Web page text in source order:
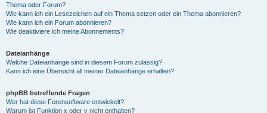
Thema oder Forum?
Wie kann ich ein Lesezeichen auf ein Thema setzen oder ein Thema abonnieren?
Wie kann ich ein Forum abonnieren?
Wie deaktiviere ich meine Abonnements?
Dateianhänge
Welche Dateianhänge sind in diesem Forum zulässig?
Kann ich eine Übersicht all meiner Dateianhänge erhalten?
phpBB betreffende Fragen
Wer hat diese Forensoftware entwickelt?
Warum ist Funktion x oder y nicht enthalten?